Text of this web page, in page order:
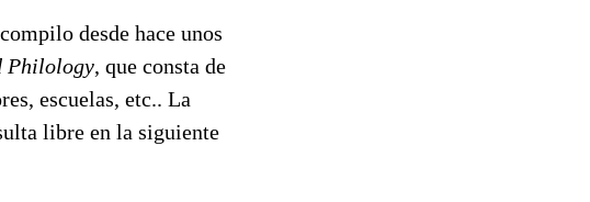
desde hace unos
Philology, que consta de
escuelas, etc.. La
libre en la siguiente